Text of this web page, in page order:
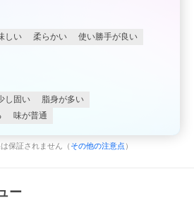
しい 柔らかい
使い勝手が良い
し固い
脂身が多い
味が普通
保証されません（ その他の注意点 ）
ー